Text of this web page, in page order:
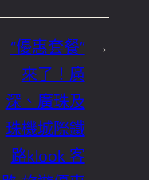
→
“優惠套餐”
來了！廣
深、廣珠及
珠機城際鐵
路klook 客